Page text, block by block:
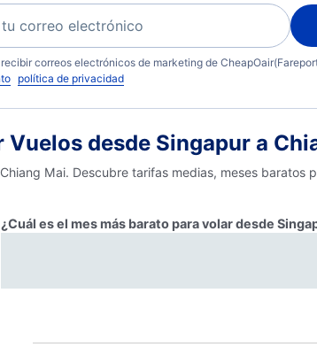
correos electrónicos de marketing de
política de privacidad
desde Singapur a
Mai. Descubre tarifas medias, meses baratos
¿Cuál es el mes más barato para volar desde